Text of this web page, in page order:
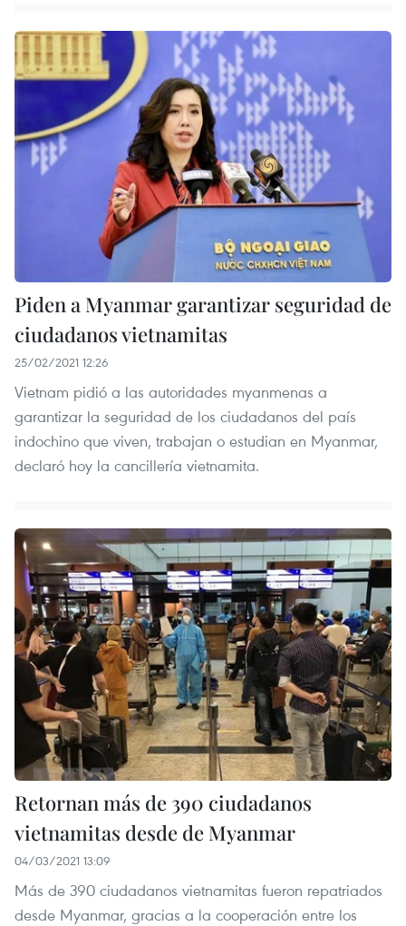
Piden a Myanmar garantizar seguridad de
ciudadanos vietnamitas
25/02/2021 12:26
Vietnam pidió a las autoridades myanmenas a
garantizar la seguridad de los ciudadanos del país
indochino que viven, trabajan o estudian en Myanmar,
declaró hoy la cancillería vietnamita.
Retornan más de 390 ciudadanos
vietnamitas desde de Myanmar
04/03/2021 13:09
Más de 390 ciudadanos vietnamitas fueron repatriados
desde Myanmar, gracias a la cooperación entre los